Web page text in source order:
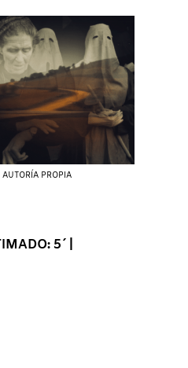
AUTORÍA PROPIA
5´ |